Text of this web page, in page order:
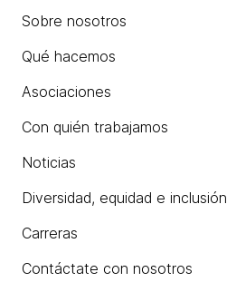
Sobre nosotros
Qué hacemos
Asociaciones
Con quién trabajamos
Noticias
Diversidad, equidad e inclusión
Carreras
Contáctate con nosotros